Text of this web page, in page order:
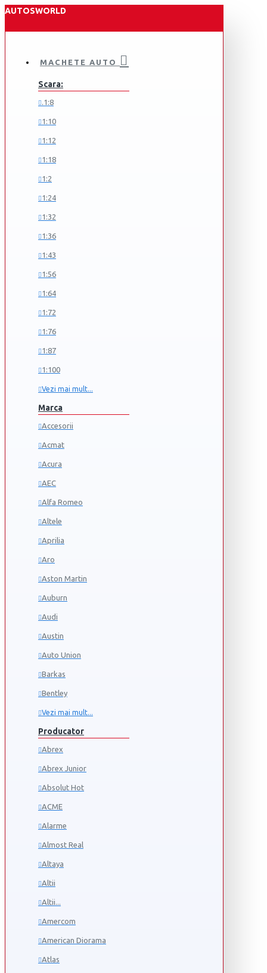
AUTOSWORLD
MACHETE AUTO
Scara:
.1:8
1:10
1:12
1:18
1:2
1:24
1:32
1:36
1:43
1:56
1:64
1:72
1:76
1:87
1:100
Vezi mai mult...
Marca
Accesorii
Acmat
Acura
AEC
Alfa Romeo
Altele
Aprilia
Aro
Aston Martin
Auburn
Audi
Austin
Auto Union
Barkas
Bentley
Vezi mai mult...
Producator
Abrex
Abrex Junior
Absolut Hot
ACME
Alarme
Almost Real
Altaya
Altii
Altii...
Amercom
American Diorama
Atlas